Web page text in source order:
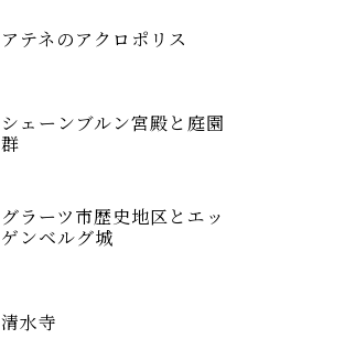
アテネのアクロポリス
シェーンブルン宮殿と庭園
群
グラーツ市歴史地区とエッ
ゲンベルグ城
清水寺